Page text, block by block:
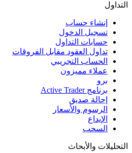
التداول
إنشاء حساب
تسجيل الدخول
حسابات التداول
تداول العقود مقابل الفروقات
الحساب التجريبي
عملاء مميزون
برو
برنامج Active Trader
إحالة صديق
الرسوم والأسعار
الإيداع
السحب
التحليلات والأبحاث